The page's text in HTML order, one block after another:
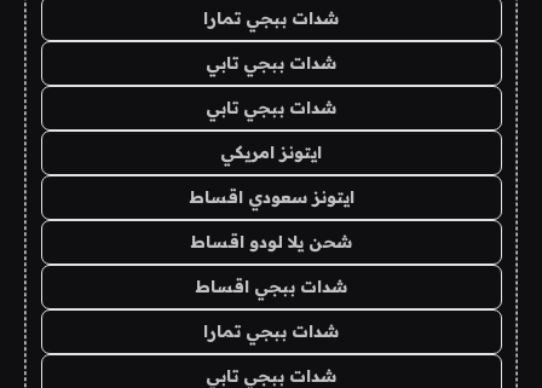
شدات ببجي تمارا
شدات ببجي تابي
شدات ببجي تابي
ايتونز امريكي
ايتونز سعودي اقساط
شحن يلا لودو اقساط
شدات ببجي اقساط
شدات ببجي تمارا
شدات ببجي تابي